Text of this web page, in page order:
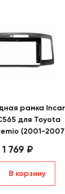
рамка Incar
для Toyota
(2001-
1 769 ₽
В корзину